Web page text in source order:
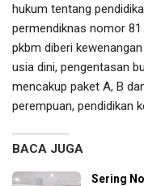
hukum tentang
permendiknas nomor
pkbm diberi
usia dini, pengentasan
mencakup paket A, B
perempuan, pendidikan
BACA JUGA
Sering